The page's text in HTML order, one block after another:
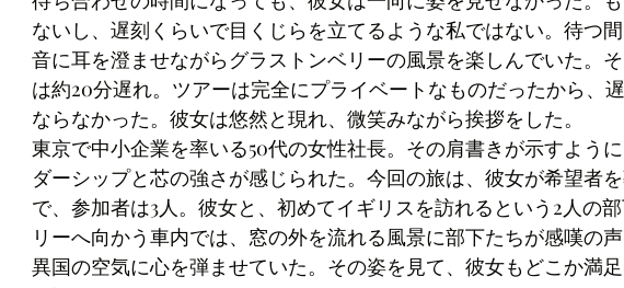
ないし、遅刻くらいで目くじらを立てるような私ではない。待つ
音に耳を澄ませながらグラストンベリーの風景を楽しんでいた。
は約20分遅れ。ツアーは完全にプライベートなものだったから、
ならなかった。彼女は悠然と現れ、微笑みながら挨拶をした。
東京で中小企業を率いる50代の女性社長。その肩書きが示すよう
ダーシップと芯の強さが感じられた。今回の旅は、彼女が希望者
で、参加者は3人。彼女と、初めてイギリスを訪れるという2人の
リーへ向かう車内では、窓の外を流れる風景に部下たちが感嘆の
異国の空気に心を弾ませていた。その姿を見て、彼女もどこか満足